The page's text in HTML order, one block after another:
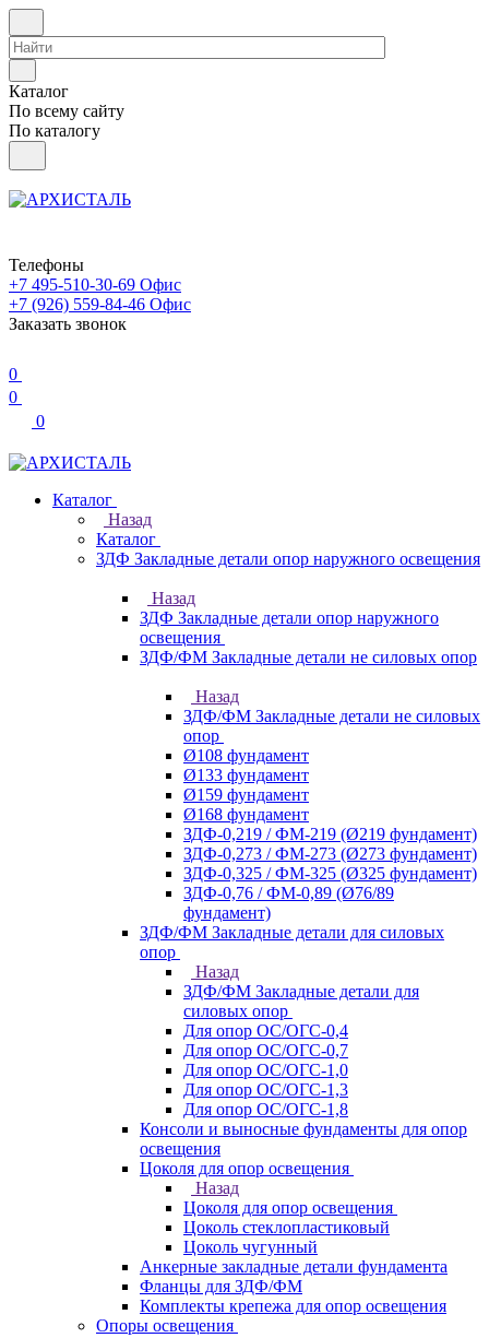
Каталог
По всему сайту
По каталогу
Телефоны
+7 495-510-30-69 Офис
+7 (926) 559-84-46 Офис
Заказать звонок
0
0
0
Каталог
Назад
Каталог
ЗДФ Закладные детали опор наружного освещения
Назад
ЗДФ Закладные детали опор наружного
освещения
ЗДФ/ФМ Закладные детали не силовых опор
Назад
ЗДФ/ФМ Закладные детали не силовых
опор
Ø108 фундамент
Ø133 фундамент
Ø159 фундамент
Ø168 фундамент
ЗДФ-0,219 / ФМ-219 (Ø219 фундамент)
ЗДФ-0,273 / ФМ-273 (Ø273 фундамент)
ЗДФ-0,325 / ФМ-325 (Ø325 фундамент)
ЗДФ-0,76 / ФМ-0,89 (Ø76/89
фундамент)
ЗДФ/ФМ Закладные детали для силовых
опор
Назад
ЗДФ/ФМ Закладные детали для
силовых опор
Для опор ОС/ОГС-0,4
Для опор ОС/ОГС-0,7
Для опор ОС/ОГС-1,0
Для опор ОС/ОГС-1,3
Для опор ОС/ОГС-1,8
Консоли и выносные фундаменты для опор
освещения
Цоколя для опор освещения
Назад
Цоколя для опор освещения
Цоколь стеклопластиковый
Цоколь чугунный
Анкерные закладные детали фундамента
Фланцы для ЗДФ/ФМ
Комплекты крепежа для опор освещения
Опоры освещения